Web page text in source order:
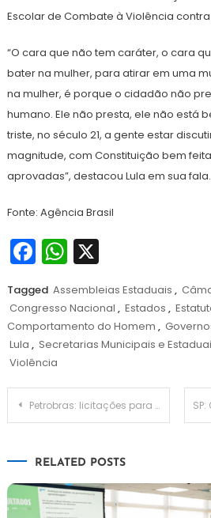
Escolar de Combate à Violência
“O cara que não tem caráter, o cara
bater na mulher, para atirar em uma
na mulher, é porque o cidadão não
humano. Ele não presta, ele não está
triste, no século 21, a gente estar
magnitude, com Constituição bem
aprovadas”, destacou Lula em sua fala.
Fonte: Agência Brasil
Facebook
WhatsApp
X
Tagged Assembleias Estaduais ,
Congresso Nacional , Estados ,
Comportamento do Homem ,
Lula , Secretarias Municipais e
Violência
Navegação
Petrobras: licitações para FPSO de Sergipe alcançam único concorrente
RELATED POSTS